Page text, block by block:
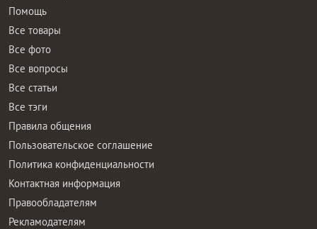
Помощь
Все товары
Все фото
Все вопросы
Все статьи
Все тэги
Правила общения
Пользовательское соглашение
Политика конфиденциальности
Контактная информация
Правообладателям
Рекламодателям